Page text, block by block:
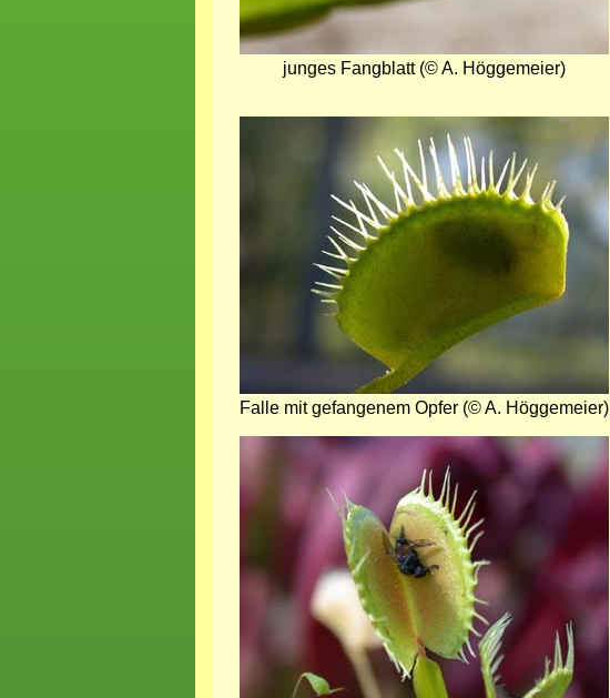
junges Fangblatt (© A. Höggemeier)
Falle mit gefangenem Opfer (© A. Höggemeier)